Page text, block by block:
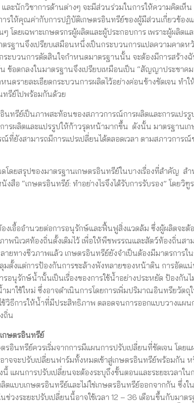
ละนักวิชาการด้านต่างๆ จะมีส่วนร่วมในการให้ความคิดเห็
รให้คุณค่ากับการปฏิบัติเกษตรอินทรีย์ของผู้มีส่วนเกี่ยวข้อง
โดยเฉพาะเกษตรกรผู้ผลิตและผู้ประกอบการ เพราะผู้ผลิต
ฐานจึงเปรียบเสมือนหนึ่งเป็นกระบวนการแปลความคาดห
ะบวนการตัดสินใจกำหนดมาตรฐานนั้น จะต้องมีการสร้าง
ข้อตกลงในมาตรฐานจึงเปรียบเหมือนเป็น “สัญญาประชา
ดรายละเอียดกระบวนการผลิตไว้อย่างค่อนข้างชัดเจน ทำ
ทรีย์ไปพร้อมกันด้วย
อินทรีย์เป็นภาพสะท้อนของสภาวการณ์การผลิตและการแป
ารผลิตและแปรรูปให้ก้าวรุดหน้ามากขึ้น ดังนั้น มาตรฐานเ
ณ์ที่ยังสามารถมีการแปรเปลี่ยนได้ตลอดเวลา ตามสภาวกา
ดยสรุปของมาตรฐานเกษตรอินทรีย์ในบางเรื่องที่สำคัญ สำ
งสือ “เกษตรอินทรีย์: ทำอย่างไรจึงได้รับการรับรอง” โดย
งเอื้ออำนวยต่อการอนุรักษ์และฟื้นฟูสิ่งแวดล้ม ซึ่งผู้ผลิตจะ
พนิเวศท้องถิ่นดั้งเดิมไว้ เพื่อให้พืชพรรณและสัตว์ท้องถิ่นส
ยทางชีวภาพแล้ว เกษตรอินทรีย์ยังจำเป็นต้องมีมาตรการ
ตั้งแต่การป้องกันการชะล้างพังทลายของหน้าดิน การอัดแ
นุรักษ์น้ำนั้นเป็นเรื่องของการใช้น้ำอย่างประหยัด ป้องกันไ
าใช้ใหม่ ซึ่งอาจดำเนินการโดยการเพิ่มปริมาณอินทรียวัตถุ
ช้วิธีการให้น้ำที่มีประสิทธิภาพ ตลอดจนการออกแบบวางแผน
ถิ่น
กษตรอินทรีย์
รอินทรีย์ควรเริ่มจากการมีแผนการปรับเปลี่ยนที่ชัดเจน โด
าจจะปรับเปลี่ยนฟาร์มทั้งหมดเข้าสู่เกษตรอินทรีย์พร้อมกัน
แผนการปรับเปลี่ยนจะต้องระบุถึงขั้นตอนและระยะเวลาใ
ตแบบเกษตรอินทรีย์และไม่ใช่เกษตรอินทรีย์ออกจากกัน ซึ่งใ
ช่วงระยะปรับเปลี่ยนนี้อาจใช้เวลา 12 – 36 เดือนขึ้นกับมาต